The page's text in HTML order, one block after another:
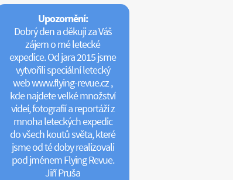
Upozornění:
Dobrý den a děkuji za Váš
zájem o mé letecké
expedice. Od jara 2015 jsme
vytvořili speciální letecký
web www.flying-revue.cz ,
kde najdete velké množství
videí, fotografií a reportáží z
mnoha leteckých expedic
do všech koutů světa, které
jsme od té doby realizovali
pod jménem Flying Revue.
Jiří Pruša